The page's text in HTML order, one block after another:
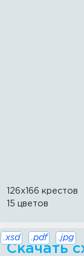
126x166 крестов
15 цветов
Скачать
.xsd .pdf .jpg